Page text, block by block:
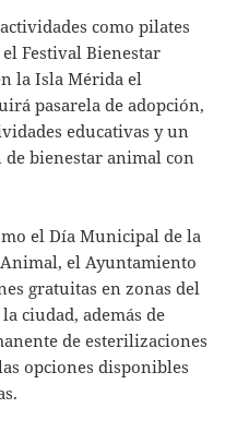
como pilates
el Festival Bienestar
la Isla Mérida el
pasarela de adopción,
educativas y un
bienestar animal con
el Día Municipal de la
el Ayuntamiento
gratuitas en zonas del
ciudad, además de
de esterilizaciones
opciones disponibles